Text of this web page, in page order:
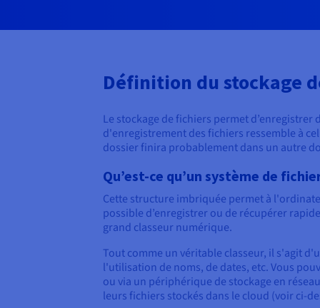
Définition du stockage
Le stockage de fichiers permet
d'enregistrement des fichiers ressemble à
dossier finira probablement dans un autre
Qu’est-ce qu’un système de
Cette structure imbriquée permet à
possible d’enregistrer ou de récupérer
grand classeur numérique.
Tout comme un véritable classeur, il s'agit
l'utilisation de noms, de dates, etc. Vous
ou via un périphérique de stockage en
leurs fichiers stockés dans le cloud (voir ci-